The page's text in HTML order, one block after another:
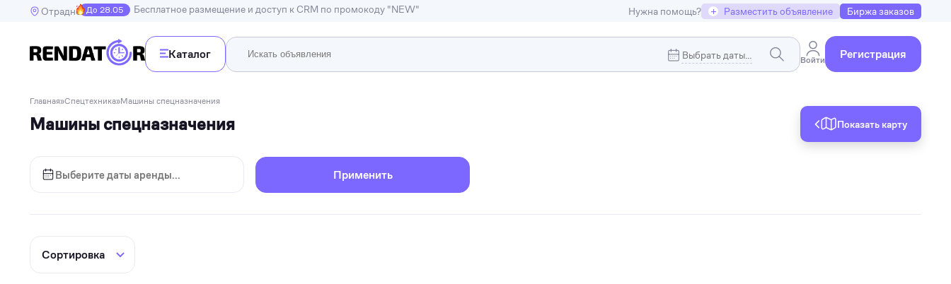
ОтрадноеДо 28.05 Бесплатное размещение и доступ к CRM по промокоду "NEW" Нужна помощь? + Разместить объявление Биржа заказов
Каталог Войти Регистрация
Недвижимость
Транспорт
Инструменты
Спорт
Коммерческая недвижимость
Главная»Спецтехника»Машины спецназначения
Машины спецназначения Показать карту
Применить